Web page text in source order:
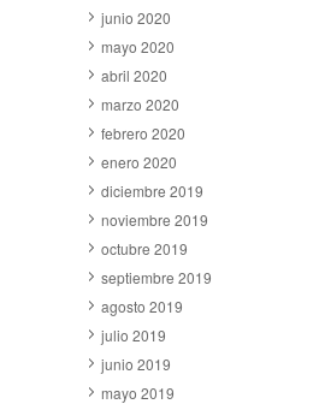
junio 2020
mayo 2020
abril 2020
marzo 2020
febrero 2020
enero 2020
diciembre 2019
noviembre 2019
octubre 2019
septiembre 2019
agosto 2019
julio 2019
junio 2019
mayo 2019